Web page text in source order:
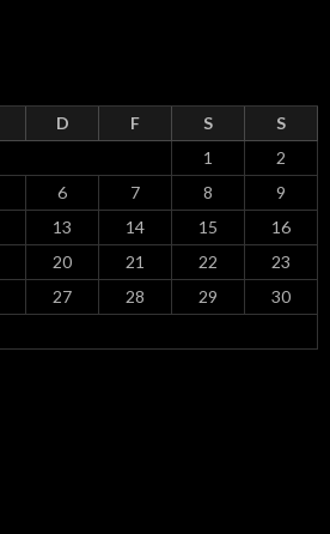
D F S
S
1
2
6 7 8
9
13 14 15
16
20 21 22
23
27 28 29
30